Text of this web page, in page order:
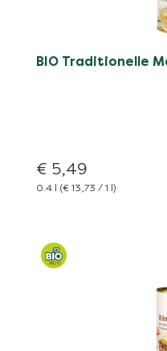
BIO Traditionelle
€ 5,49
0.4 l (€ 13,73 / 1 l)